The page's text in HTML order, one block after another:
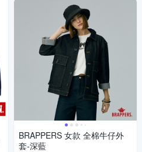
BRAPPERS 女款 全棉牛仔外
套-深藍